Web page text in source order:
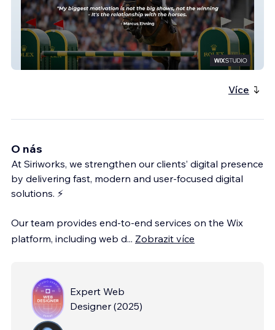
MARCUS EHNING
Více
O nás
At Siriworks, we strengthen our clients’ digital presence
by delivering fast, modern and user-focused digital
solutions. ⚡
Our team provides end-to-end services on the Wix
platform, including web d... Zobrazit více
Expert Web
Designer (2025)